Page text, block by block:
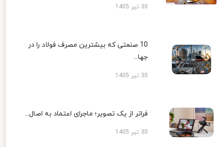
30 تیر 1405
10 صنعتی که بیشترین مصرف فولاد را در
جها...
30 تیر 1405
فراتر از یک تصویر؛ ماجرای اعتماد به اصال...
30 تیر 1405